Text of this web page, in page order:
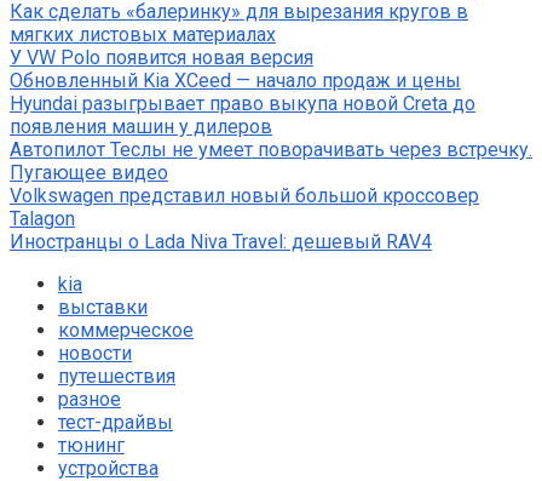
Как сделать «балеринку» для вырезания кругов в
мягких листовых материалах
У VW Polo появится новая версия
Обновленный Kia XCeed — начало продаж и цены
Hyundai разыгрывает право выкупа новой Creta до
появления машин у дилеров
Автопилот Теслы не умеет поворачивать через встречку.
Пугающее видео
Volkswagen представил новый большой кроссовер
Talagon
Иностранцы о Lada Niva Travel: дешевый RAV4
kia
выставки
коммерческое
новости
путешествия
разное
тест-драйвы
тюнинг
устройства